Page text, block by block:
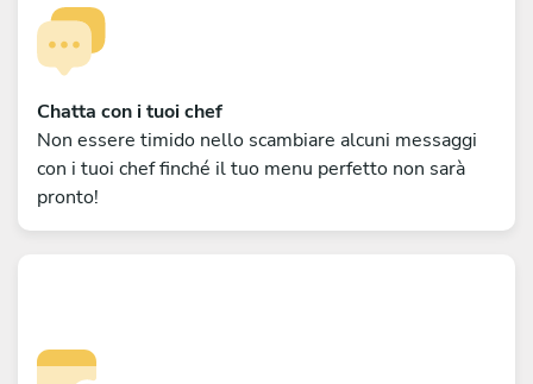
Chatta con i tuoi chef
Non essere timido nello scambiare alcuni messaggi
con i tuoi chef finché il tuo menu perfetto non sarà
pronto!